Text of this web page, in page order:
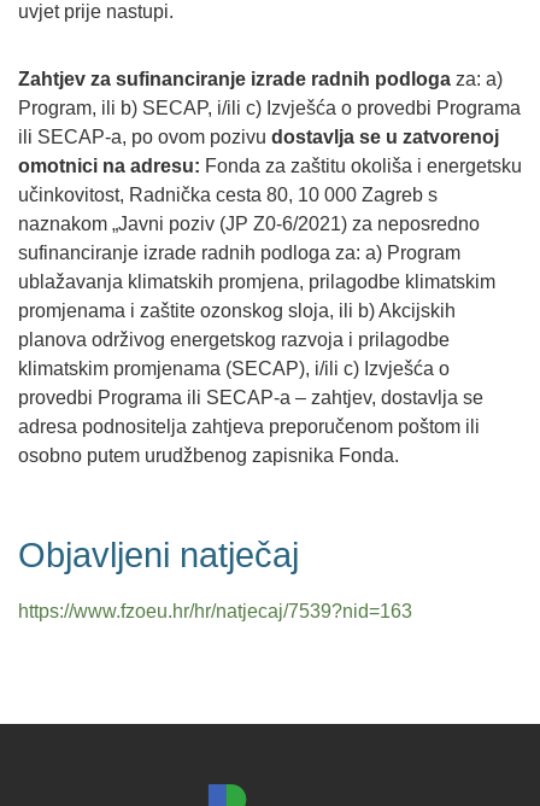
uvjet prije nastupi.
Zahtjev za sufinanciranje izrade radnih podloga za: a)
Program, ili b) SECAP, i/ili c) Izvješća o provedbi Programa
ili SECAP-a, po ovom pozivu dostavlja se u zatvorenoj
omotnici na adresu: Fonda za zaštitu okoliša i energetsku
učinkovitost, Radnička cesta 80, 10 000 Zagreb s
naznakom „Javni poziv (JP Z0-6/2021) za neposredno
sufinanciranje izrade radnih podloga za: a) Program
ublažavanja klimatskih promjena, prilagodbe klimatskim
promjenama i zaštite ozonskog sloja, ili b) Akcijskih
planova održivog energetskog razvoja i prilagodbe
klimatskim promjenama (SECAP), i/ili c) Izvješća o
provedbi Programa ili SECAP-a – zahtjev, dostavlja se
adresa podnositelja zahtjeva preporučenom poštom ili
osobno putem urudžbenog zapisnika Fonda.
Objavljeni natječaj
https://www.fzoeu.hr/hr/natjecaj/7539?nid=163